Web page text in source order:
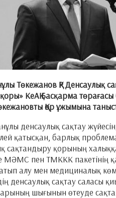
Төкежанов ҚР Денсаулық
КеАҚ Басқарма
Қор ұжымына
денсаулық сақтау
қатысқан, барлық
сақтандыру қорының
МӘМС пен ТМККК пакетінің
алу мен медициналық
денсаулық сақтау саласы
шығынын өтеуде